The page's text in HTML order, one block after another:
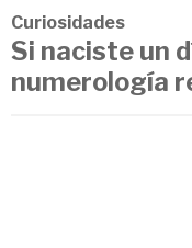
Curiosidades
Si naciste un
numerología